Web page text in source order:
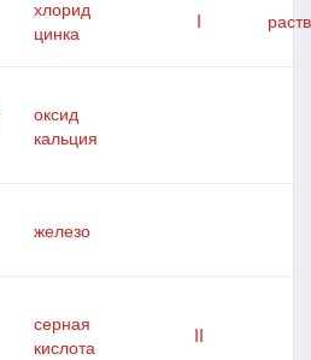
хлорид
цинка
I
оксид
кальция
железо
серная
кислота
II